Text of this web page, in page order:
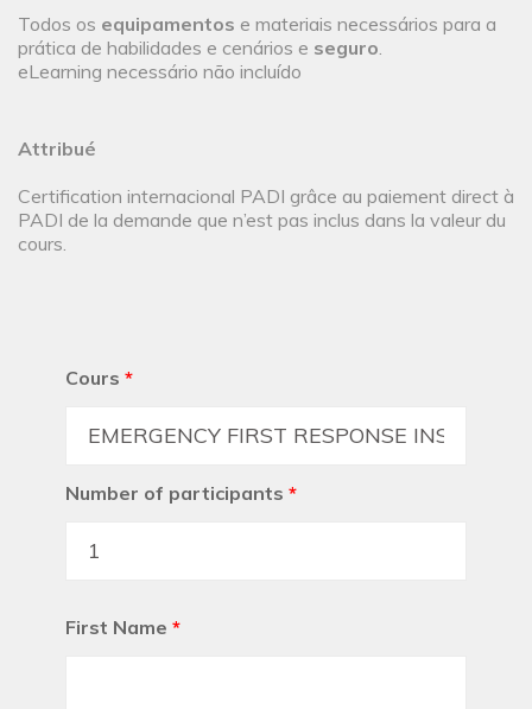
Todos os equipamentos e materiais necessários para a
prática de habilidades e cenários e seguro.
eLearning necessário não incluído
Attribué
Certification internacional PADI grâce au paiement direct à
PADI de la demande que n’est pas inclus dans la valeur du
cours.
Cours *
Number of participants *
First Name *